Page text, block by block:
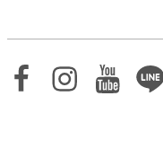
Facebook